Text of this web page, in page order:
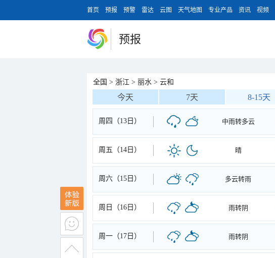
首页 预报 预警 雷达 云图 天气地图 专业产品 资讯 视频
预报
全国 > 浙江 > 丽水 > 云和
今天 7天 8-15天
周四（13日） 中雨转多云
周五（14日） 晴
周六（15日） 多云转雨
周日（16日） 雨转阴
周一（17日） 雨转阴